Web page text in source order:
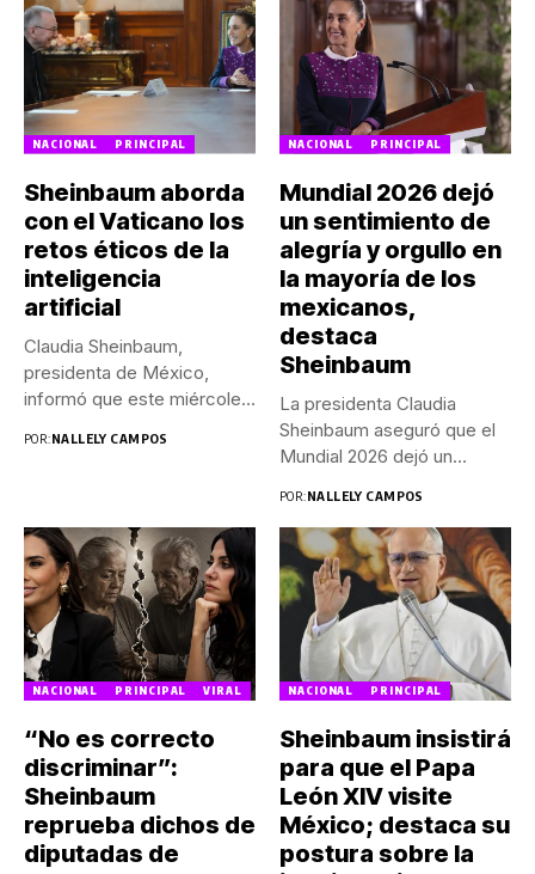
NACIONAL PRINCIPAL
Sheinbaum aborda
con el Vaticano los
retos éticos de la
inteligencia
artificial
Claudia Sheinbaum,
presidenta de México,
informó que este miércoles
POR:NALLELY CAMPOS
NACIONAL PRINCIPAL
Mundial 2026 dejó
un sentimiento de
alegría y orgullo en
la mayoría de los
mexicanos,
destaca
Sheinbaum
La presidenta Claudia
Sheinbaum aseguró que el
Mundial 2026 dejó un
POR:NALLELY CAMPOS
NACIONAL PRINCIPAL VIRAL
“No es correcto
discriminar”:
Sheinbaum
reprueba dichos de
diputadas de
NACIONAL PRINCIPAL
Sheinbaum insistirá
para que el Papa
León XIV visite
México; destaca su
postura sobre la